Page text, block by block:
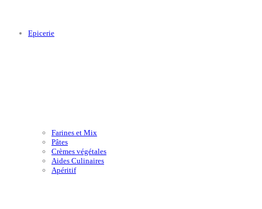
Epicerie
Farines et Mix
Pâtes
Crèmes végétales
Aides Culinaires
Apéritif